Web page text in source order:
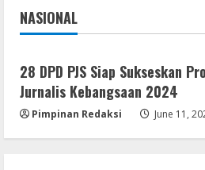
NASIONAL
Jakarta
28 DPD PJS Siap Sukseskan
Jurnalis Kebangsaan 2024
Pimpinan Redaksi June 11,